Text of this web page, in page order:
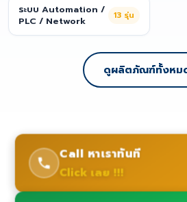
ระบบ Automation /
PLC / Network
13 รุ่น
ดูผลิตภัณฑ์ทั้งหม
Call หาเราทันที
Click เลย !!!